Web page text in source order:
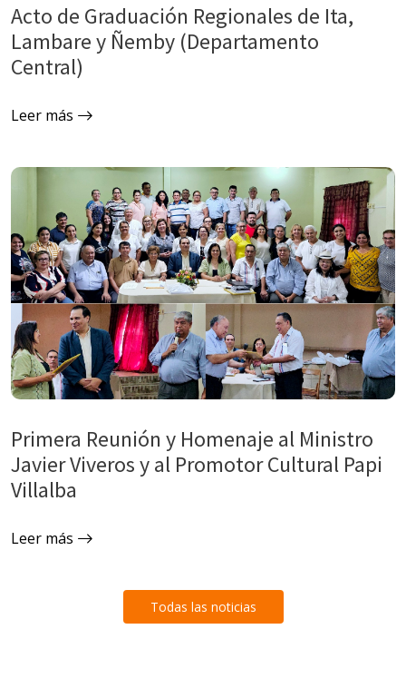
Acto de Graduación Regionales de Ita,
Lambare y Ñemby (Departamento
Central)
Leer más
Primera Reunión y Homenaje al Ministro
Javier Viveros y al Promotor Cultural Papi
Villalba
Leer más
Todas las noticias